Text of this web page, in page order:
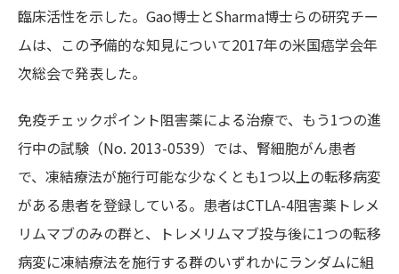
臨床活性を示した。Gao博士とSharma博士らの研究チー
ムは、この予備的な知見について2017年の米国癌学会年
次総会で発表した。
免疫チェックポイント阻害薬による治療で、もう1つの進
行中の試験（No. 2013-0539）では、腎細胞がん患者
で、凍結療法が施行可能な少なくとも1つ以上の転移病変
がある患者を登録している。患者はCTLA-4阻害薬トレメ
リムマブのみの群と、トレメリムマブ投与後に1つの転移
病変に凍結療法を施行する群のいずれかにランダムに組